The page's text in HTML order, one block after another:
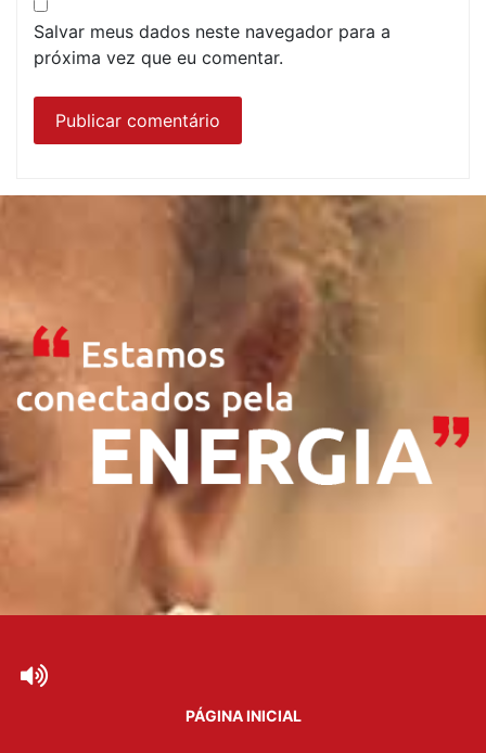
Salvar meus dados neste navegador para a
próxima vez que eu comentar.
PÁGINA INICIAL